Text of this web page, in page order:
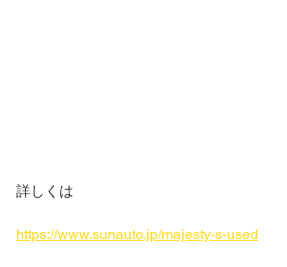
詳しくは
https://www.sunauto.jp/majesty-s-used